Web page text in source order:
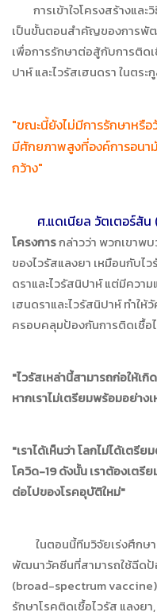
การเข้าใจโครงสร้างและ
เป็นขั้นตอนสำคัญของการพั
เพื่อการรักษาต่อสู้กับการติดเ
ปาห์ และไวรัสเฮนดรา ในตร
"ขณะนี้ยังไม่มีการรักษาหรื
มีศักยภาพสูงที่องค์การอนา
กว้าง"
ศ.แดเนียล วัตเตอร์สัน
โครงการกล่าวว่า พวกเขาพ
ของไวรัสแลงยา เหมือนกับไ
ดราและไวรัสนิปาห์ แต่มีควา
เฮนดราและไวรัสนิปาห์ ทำใ
ครอบคลุมป้องกันการติดเชื้อ
"ไวรัสเหล่านี้สามารถก่อให้เ
หากเราไม่เตรียมพร้อมอย่าง
"เราได้เห็นว่า โลกไม่ได้เตรี
โควิด-19 ดังนั้น เราต้องเตรี
ต่อไปของโรคอุบัติใหม่"
ในตอนนี้ทีมวิจัยเร่งศึกษา
พัฒนาวัคซีนที่สามารถใช้ฉีด
(broad-spectrum
รักษาโรคติดเชื้อไวรัส แลงย